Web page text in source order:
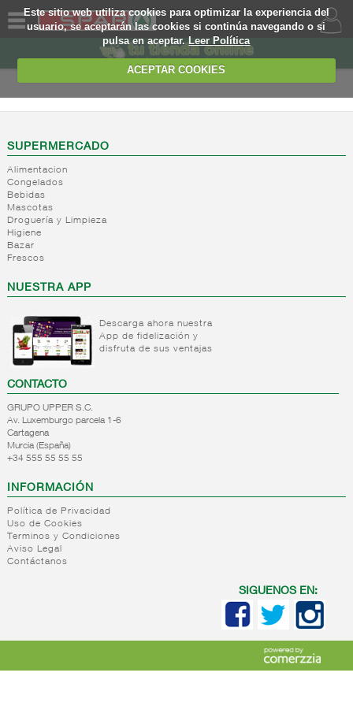
Este sitio web utiliza cookies para optimizar la experiencia del
usuario, se aceptarán las cookies si continúa navegando o si
pulsa en aceptar.Leer Política
ACEPTAR COOKIES
SOMOS
WEB
EJEMPLO
SUPERMERCADO
Alimentacion
Congelados
Bebidas
Mascotas
Droguería y Limpieza
Higiene
Bazar
Frescos
NUESTRA APP
Descarga ahora nuestra
App de fidelización y
disfruta de sus ventajas
CONTACTO
GRUPO UPPER S.C.
Av. Luxemburgo parcela 1-6
Cartagena
Murcia (España)
+34 555 55 55 55
INFORMACIÓN
Política de Privacidad
Uso de Cookies
Terminos y Condiciones
Aviso Legal
Contáctanos
SIGUENOS EN: